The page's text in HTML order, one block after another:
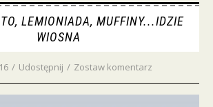
LEMIONIADA, MUFFINY...IDZIE
WIOSNA
/ Udostępnij / Zostaw komentarz